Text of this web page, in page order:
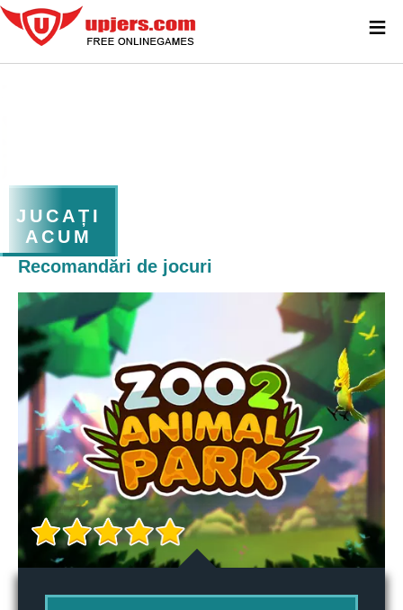
JUCAȚI
ACUM
Recomandări de jocuri
≡